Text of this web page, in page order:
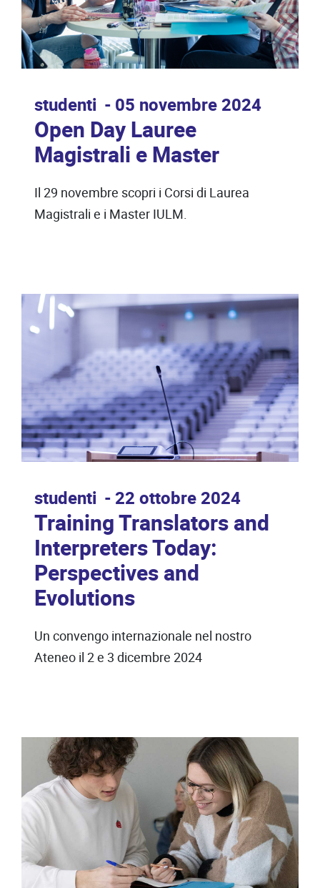
studenti 05 novembre 2024
Open Day Lauree
Magistrali e Master
Il 29 novembre scopri i Corsi di Laurea
Magistrali e i Master IULM.
studenti 22 ottobre 2024
Training Translators and
Interpreters Today:
Perspectives and
Evolutions
Un convengo internazionale nel nostro
Ateneo il 2 e 3 dicembre 2024